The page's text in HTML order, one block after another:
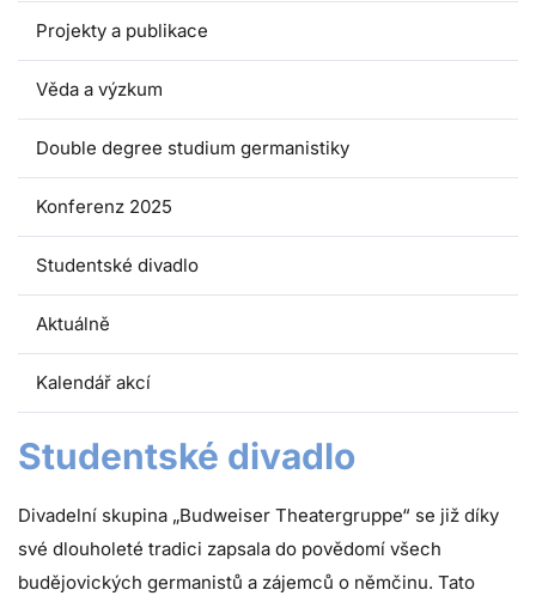
Projekty a publikace
Věda a výzkum
Double degree studium germanistiky
Konferenz 2025
Studentské divadlo
Aktuálně
Kalendář akcí
Studentské divadlo
Divadelní skupina „Budweiser Theatergruppe“ se již díky
své dlouholeté tradici zapsala do povědomí všech
budějovických germanistů a zájemců o němčinu. Tato